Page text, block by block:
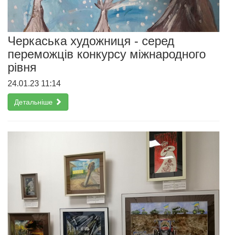
Черкаська художниця - серед
переможців конкурсу міжнародного
рівня
24.01.23 11:14
Детальніше